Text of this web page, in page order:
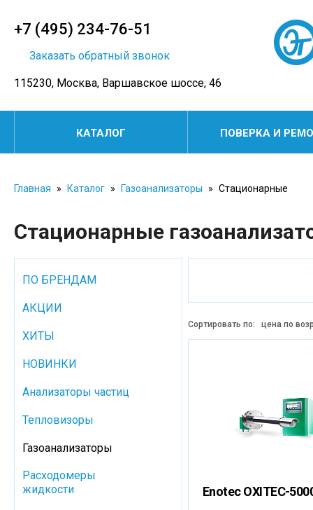
+7 (495) 234-76-51
Заказать обратный звонок
115230, Москва, Варшавское шоссе, 46
КАТАЛОГ ПОВЕРКА И
Главная » Каталог » Газоанализаторы » Стационарные
Стационарные
Сортировать по: цена по
Enotec OXITEC-
ПО БРЕНДАМ
АКЦИИ
ХИТЫ
НОВИНКИ
Анализаторы частиц
Тепловизоры
Газоанализаторы
Расходомеры
жидкости